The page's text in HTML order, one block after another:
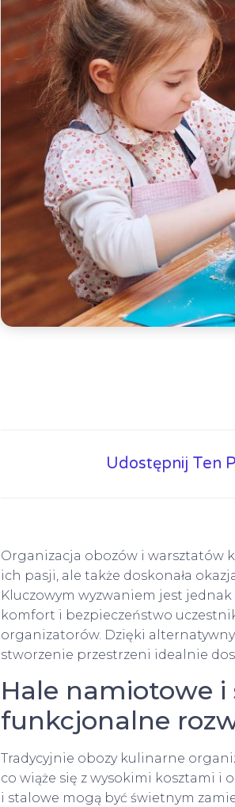
Udostępnij Ten
Organizacja obozów i warsztatów
ich pasji, ale także doskonała
Kluczowym wyzwaniem jest
komfort i bezpieczeństwo
organizatorów. Dzięki
stworzenie przestrzeni idealnie
Hale namiotowe i
funkcjonalne
Tradycyjnie obozy kulinarne
co wiąże się z wysokimi kosztami
i stalowe mogą być świetnym